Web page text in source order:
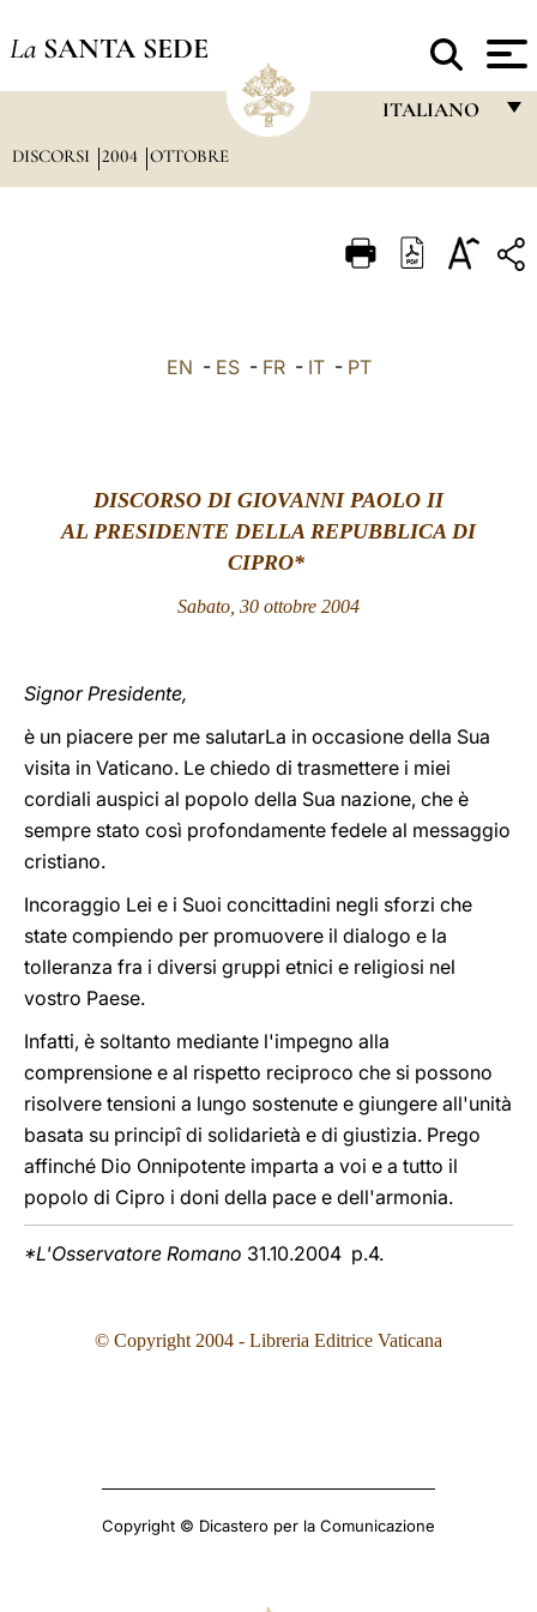
La SANTA SEDE
ITALIANO
ITALIANO
中文
DISCORSI 2004 OTTOBRE
EN - ES- FR- IT- PT
DISCORSO DI GIOVANNI PAOLO II
AL PRESIDENTE DELLA REPUBBLICA DI
CIPRO*
Sabato, 30 ottobre 2004
Signor Presidente,
è un piacere per me salutarLa in occasione della Sua
visita in Vaticano. Le chiedo di trasmettere i miei
cordiali auspici al popolo della Sua nazione, che è
sempre stato così profondamente fedele al messaggio
cristiano.
Incoraggio Lei e i Suoi concittadini negli sforzi che
state compiendo per promuovere il dialogo e la
tolleranza fra i diversi gruppi etnici e religiosi nel
vostro Paese.
Infatti, è soltanto mediante l'impegno alla
comprensione e al rispetto reciproco che si possono
risolvere tensioni a lungo sostenute e giungere all'unità
basata su principî di solidarietà e di giustizia. Prego
affinché Dio Onnipotente imparta a voi e a tutto il
popolo di Cipro i doni della pace e dell'armonia.
*L'Osservatore Romano 31.10.2004 p.4.
© Copyright 2004 - Libreria Editrice Vaticana
Copyright © Dicastero per la Comunicazione